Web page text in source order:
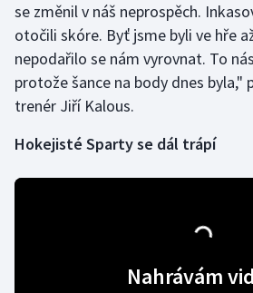
Jezdectví
Judo
Krasobruslení
Lezení
se změnil v náš neprospěch.
otočili skóre. Byť jsme byli ve hře
nepodařilo se nám vyrovnat. To
protože šance na body dnes byla,"
trenér Jiří Kalous.
Hokejisté Sparty se dál trápí
Nahrávám